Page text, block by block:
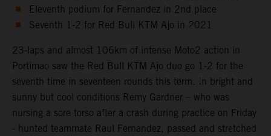
Eleventh podium for Fernandez in 2nd place
Seventh 1-2 for Red Bull KTM Ajo in 2021
23-laps and almost 106km of intense Moto2 action in
Portimao saw the Red Bull KTM Ajo duo go 1-2 for the
seventh time in seventeen rounds this term. In bright and
sunny but cool conditions Remy Gardner – who was
nursing a sore torso after a crash during practice on Friday
- hunted teammate Raul Fernandez, passed and stretched